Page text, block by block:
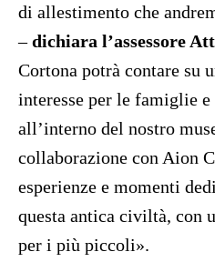
di allestimento che
–dichiara l’assessore
Cortona potrà contare su
interesse per le famiglie e
all’interno del nostro
collaborazione con Aion
esperienze e momenti
questa antica civiltà, con
per i più piccoli».